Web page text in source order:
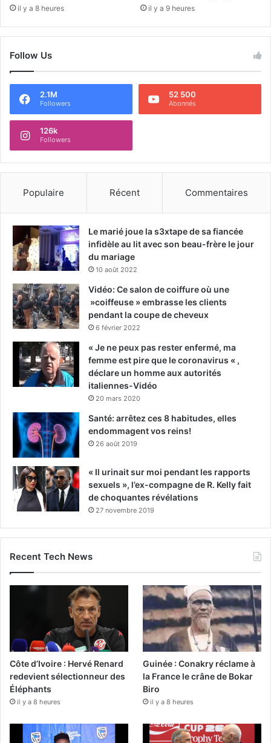
il y a 8 heures il y a 9 heures
Follow Us
2.1M
Followers
52 500
Abonnés
126k
Followers
Populaire Récent Commentaires
Le marié joue la s3xtape de sa fiancée
infidèle au lit avec son beau-frère le jour
du mariage
10 août 2022
Vidéo: Ce salon de coiffure où une
»coiffeuse » embrasse les clients
pendant la coupe de cheveux
6 février 2022
« Je ne peux pas rester enfermé, ma
femme est pire que le coronavirus « ,
déclare un homme aux autorités
italiennes-Vidéo
20 mars 2020
Santé: arrêtez ces 8 habitudes, elles
endommagent vos reins!
26 août 2019
« Il urinait sur moi pendant les rapports
sexuels », l’ex-compagne de R. Kelly fait
de choquantes révélations
27 novembre 2019
Recent Tech News
Côte d’Ivoire : Hervé Renard
redevient sélectionneur des
Éléphants
il y a 8 heures
Guinée : Conakry réclame à
la France le crâne de Bokar
Biro
il y a 8 heures